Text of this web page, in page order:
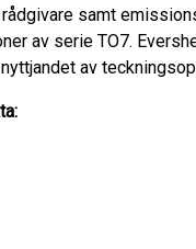
samt
av serie TO7.
av